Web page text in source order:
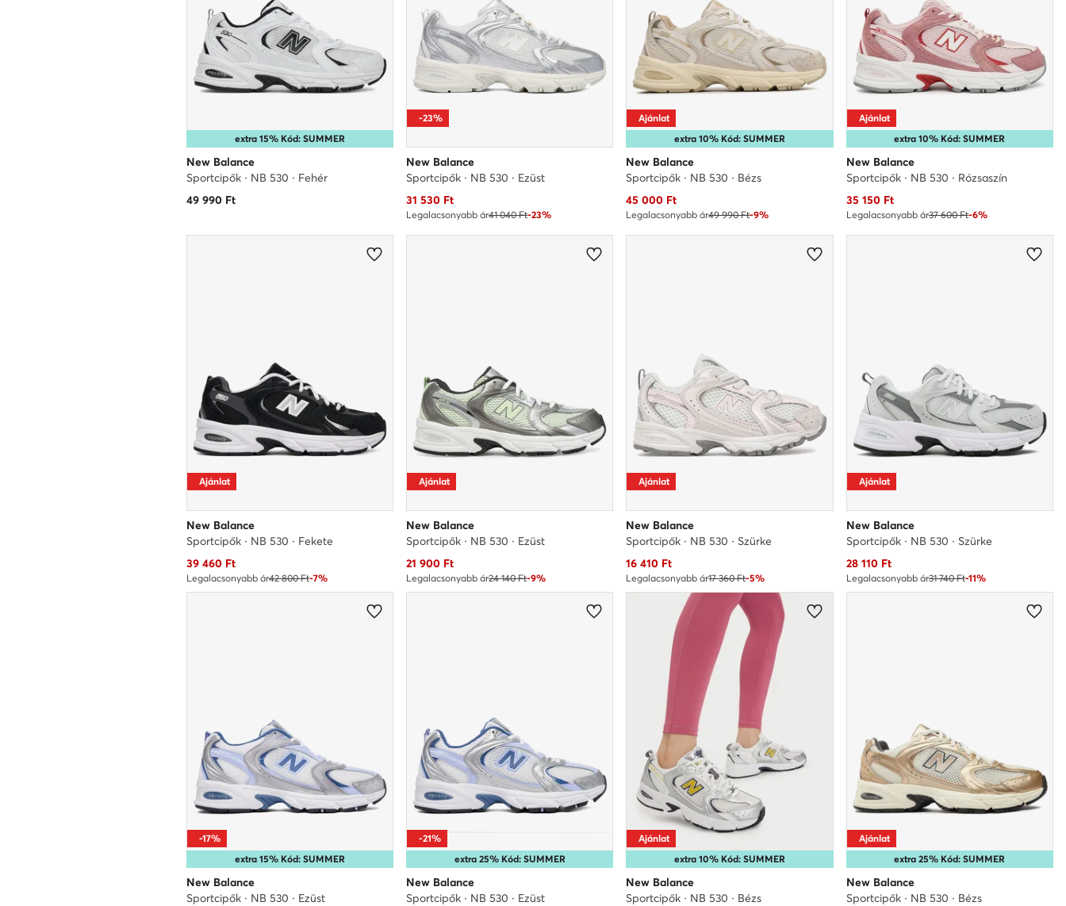
extra 15% Kód: SUMMER
New Balance
Sportcipők · NB 530 · Fehér
49 990Ft
-23%
New Balance
Sportcipők · NB 530 · Ezüst
Aktuális ár
31 530Ft
Legalacsonyabb ár41 040 Ft-23%
extra 10% Kód: SUMMER
Ajánlat
New Balance
Sportcipők · NB 530 · Bézs
Aktuális ár
45 000 Ft
Legalacsonyabb ár49 990 Ft-9%
extra 10% Kód: SUMMER
Ajánlat
New Balance
Sportcipők · NB 530 · Rózsaszín
Aktuális ár
35 150Ft
Legalacsonyabb ár37 600 Ft-6%
Ajánlat
New Balance
Sportcipők · NB 530 · Fekete
Aktuális ár
39 460Ft
Legalacsonyabb ár42 800 Ft-7%
Ajánlat
New Balance
Sportcipők · NB 530 · Ezüst
Aktuális ár
21 900Ft
Legalacsonyabb ár24 140 Ft-9%
Ajánlat
New Balance
Sportcipők · NB 530 · Szürke
Aktuális ár
16 410 Ft
Legalacsonyabb ár17 360 Ft-5%
Ajánlat
New Balance
Sportcipők · NB 530 · Szürke
Aktuális ár
28 110Ft
Legalacsonyabb ár31 740 Ft-11%
extra 15% Kód: SUMMER
-17%
New Balance
Sportcipők · NB 530 · Ezüst
extra 25% Kód: SUMMER
-21%
New Balance
Sportcipők · NB 530 · Ezüst
extra 10% Kód: SUMMER
Ajánlat
New Balance
Sportcipők · NB 530 · Bézs
extra 25% Kód: SUMMER
Ajánlat
New Balance
Sportcipők · NB 530 · Bézs